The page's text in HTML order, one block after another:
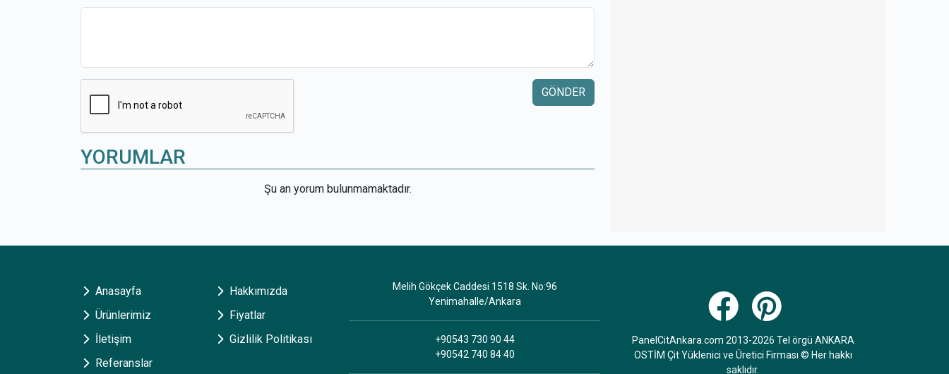
GÖNDER
YORUMLAR
Şu an yorum bulunmamaktadır.
Anasayfa
Hakkımızda
Ürünlerimiz
Fiyatlar
İletişim
Gizlilik Politikası
Referanslar
Melih Gökçek Caddesi 1518 Sk. No:96
Yenimahalle/Ankara
+90543 730 90 44
+90542 740 84 40
PanelCitAnkara.com 2013-2026 Tel örgü ANKARA
OSTİM Çit Yüklenici ve Üretici Firması © Her hakkı
saklıdır.